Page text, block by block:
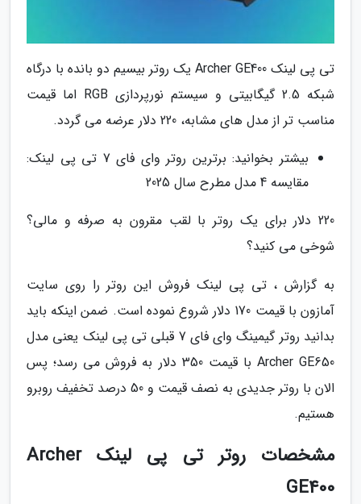
تی پی لینک Archer GE400 یک روتر بیسیم دو بانده با درگاه
شبکه 2.5 گیگابیتی و سیستم نورپردازی RGB اما قیمت
مناسب تر از مدل های مشابه، 220 دلار عرضه می گردد.
بیشتر بخوانید: برترین روتر وای فای 7 تی پی لینک:
مقایسه 4 مدل مطرح سال 2025
220 دلار برای یک روتر با لقب مقرون به صرفه و مالی؟
شوخی می کنید؟
به گزارش ، تی پی لینک فروش این روتر را روی سایت
آمازون با قیمت 170 دلار شروع نموده است. ضمن اینکه باید
بدانید روتر گیمینگ وای فای 7 قبلی تی پی لینک یعنی مدل
Archer GE650 با قیمت 350 دلار به فروش می رسد؛ پس
الان با روتر جدیدی به نصف قیمت و 50 درصد تخفیف روبرو
هستیم.
مشخصات روتر تی پی لینک Archer
GE400